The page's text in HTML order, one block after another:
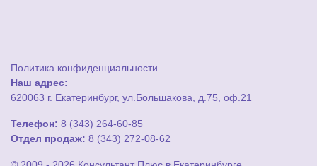
Политика конфиденциальности
Наш адрес:
620063 г. Екатеринбург, ул.Большакова, д.75, оф.21
Телефон: 8 (343) 264-60-85
Отдел продаж: 8 (343) 272-08-62